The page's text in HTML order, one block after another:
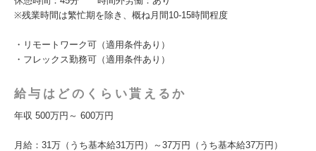
※残業時間は繁忙期を除き、概ね月間10-15時間程度
・リモートワーク可（適用条件あり）
・フレックス勤務可（適用条件あり）
給与はどのくらい貰えるか
年収 500万円～ 600万円
月給：31万（うち基本給31万円）～37万円（うち基本給37万円）